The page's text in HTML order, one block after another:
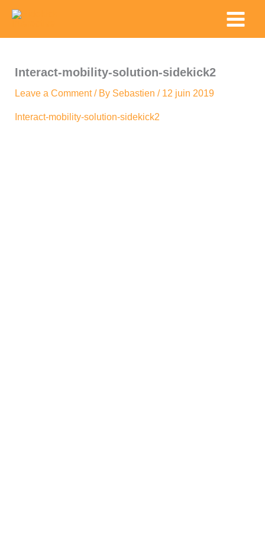
content
Main
Menu
Interact-mobility-solution-sidekick2
Leave a Comment / By Sebastien / 12 juin 2019
Interact-mobility-solution-sidekick2